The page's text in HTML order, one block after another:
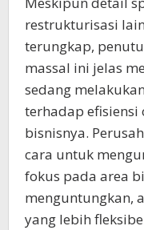
restrukturisasi
terungkap,
massal ini jelas
sedang
terhadap
bisnisnya.
cara untuk
fokus pada area
menguntungkan,
yang lebih